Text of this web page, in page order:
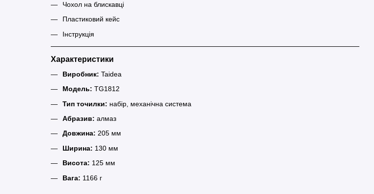
Чохол на блискавці
Пластиковий кейс
Інструкція
Характеристики
Виробник: Taidea
Модель: TG1812
Тип точилки: набір, механічна система
Абразив: алмаз
Довжина: 205 мм
Ширина: 130 мм
Висота: 125 мм
Вага: 1166 г